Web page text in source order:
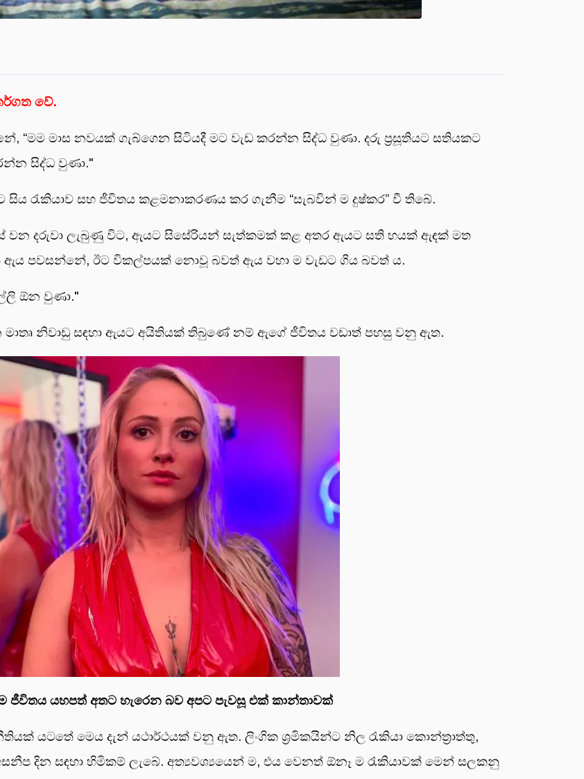
වේ.
“මම මාස නවයක් ගැබ්ගෙන සිටියදී මට වැඩ කරන්න සිද්ධ වුණා. දරු ප්‍රසූතියට සතියකට
සිද්ධ වුණා."
රැකියාව සහ ජීවිතය කළමනාකරණය කර ගැනීම “සැබවින් ම දුෂ්කර” වී තිබේ.
වන දරුවා ලැබුණු විට, ඇයට සිසේරියන් සැත්කමක් කළ අතර ඇයට සති හයක් ඇඳක් මත
ඇය පවසන්නේ, ඊට විකල්පයක් නොවූ බවත් ඇය වහා ම වැඩට ගිය බවත් ය.
ඕන වුණා."
නිවාඩු සඳහා ඇයට අයිතියක් තිබුණේ නම් ඇගේ ජීවිතය වඩාත් පහසු වනු ඇත.
ජීවිතය යහපත් අතට හැරෙන බව අපට පැවසූ එක් කාන්තාවක්
යටතේ මෙය දැන් යථාර්ථයක් වනු ඇත. ලිංගික ශ්‍රමිකයින්ට නිල රැකියා කොන්ත්‍රාත්තු,
දින සඳහා හිමිකම් ලැබේ. අත්‍යවශ්‍යයෙන් ම, එය වෙනත් ඕනෑ ම රැකියාවක් මෙන් සලකනු